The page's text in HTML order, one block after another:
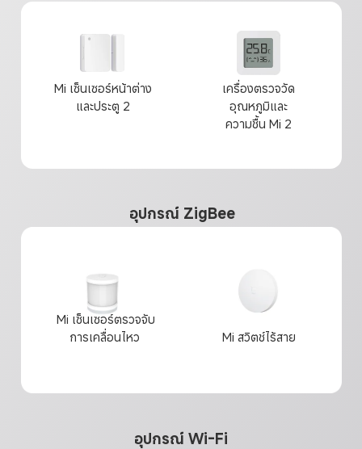
Mi เซ็นเซอร์หน้าต่าง
และประตู 2
เครื่องตรวจวัด
อุณหภูมิและ
ความชื้น Mi 2
อุปกรณ์ ZigBee
การเคลื่อนไหว
Mi สวิตช์ไร้สาย
อุปกรณ์ Wi-Fi